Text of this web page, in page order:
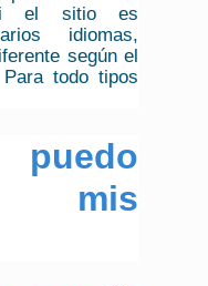
si el sitio es
idiomas,
según el
todo tipos
mis